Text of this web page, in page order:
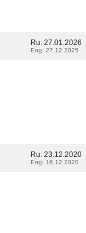
Ru: 27.01.2026
Eng: 27.12.2025
Ru: 23.12.2020
Eng: 16.12.2020